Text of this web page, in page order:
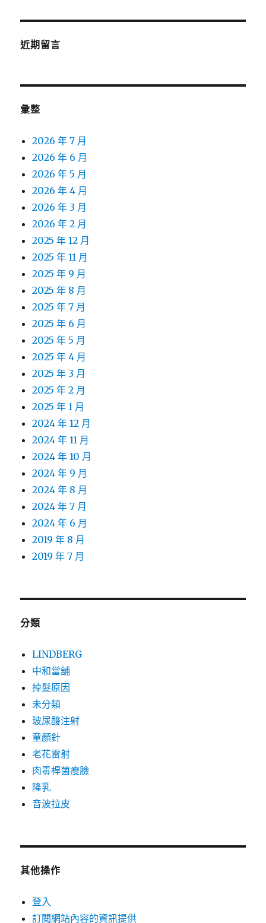
近期留言
彙整
2026 年 7 月
2026 年 6 月
2026 年 5 月
2026 年 4 月
2026 年 3 月
2026 年 2 月
2025 年 12 月
2025 年 11 月
2025 年 9 月
2025 年 8 月
2025 年 7 月
2025 年 6 月
2025 年 5 月
2025 年 4 月
2025 年 3 月
2025 年 2 月
2025 年 1 月
2024 年 12 月
2024 年 11 月
2024 年 10 月
2024 年 9 月
2024 年 8 月
2024 年 7 月
2024 年 6 月
2019 年 8 月
2019 年 7 月
分類
LINDBERG
中和當舖
掉髮原因
未分類
玻尿酸注射
童顏針
老花雷射
肉毒桿菌瘦臉
隆乳
音波拉皮
其他操作
登入
訂閱網站內容的資訊提供